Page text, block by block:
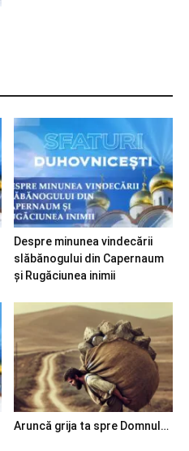
Despre minunea vindecării
slăbănogului din Capernaum
și Rugăciunea inimii
Aruncă grija ta spre Domnul…